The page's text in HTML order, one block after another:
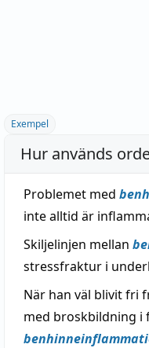
Exempel
Hur används
Problemet med
inte alltid är
Skiljelinjen mellan
stressfraktur i
När han väl blivit fri
med broskbildning i